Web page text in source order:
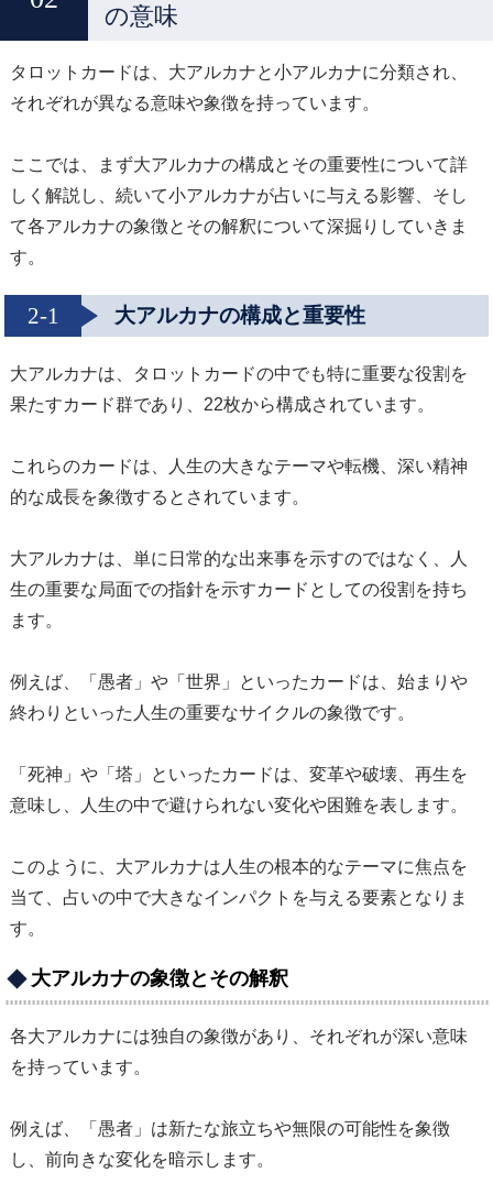
の意味
タロットカードは、大アルカナと小アルカナに分類され、
それぞれが異なる意味や象徴を持っています。
ここでは、まず大アルカナの構成とその重要性について詳
しく解説し、続いて小アルカナが占いに与える影響、そし
て各アルカナの象徴とその解釈について深掘りしていきま
す。
2-1 大アルカナの構成と重要性
大アルカナは、タロットカードの中でも特に重要な役割を
果たすカード群であり、22枚から構成されています。
これらのカードは、人生の大きなテーマや転機、深い精神
的な成長を象徴するとされています。
大アルカナは、単に日常的な出来事を示すのではなく、人
生の重要な局面での指針を示すカードとしての役割を持ち
ます。
例えば、「愚者」や「世界」といったカードは、始まりや
終わりといった人生の重要なサイクルの象徴です。
「死神」や「塔」といったカードは、変革や破壊、再生を
意味し、人生の中で避けられない変化や困難を表します。
このように、大アルカナは人生の根本的なテーマに焦点を
当て、占いの中で大きなインパクトを与える要素となりま
す。
大アルカナの象徴とその解釈
各大アルカナには独自の象徴があり、それぞれが深い意味
を持っています。
例えば、「愚者」は新たな旅立ちや無限の可能性を象徴
し、前向きな変化を暗示します。